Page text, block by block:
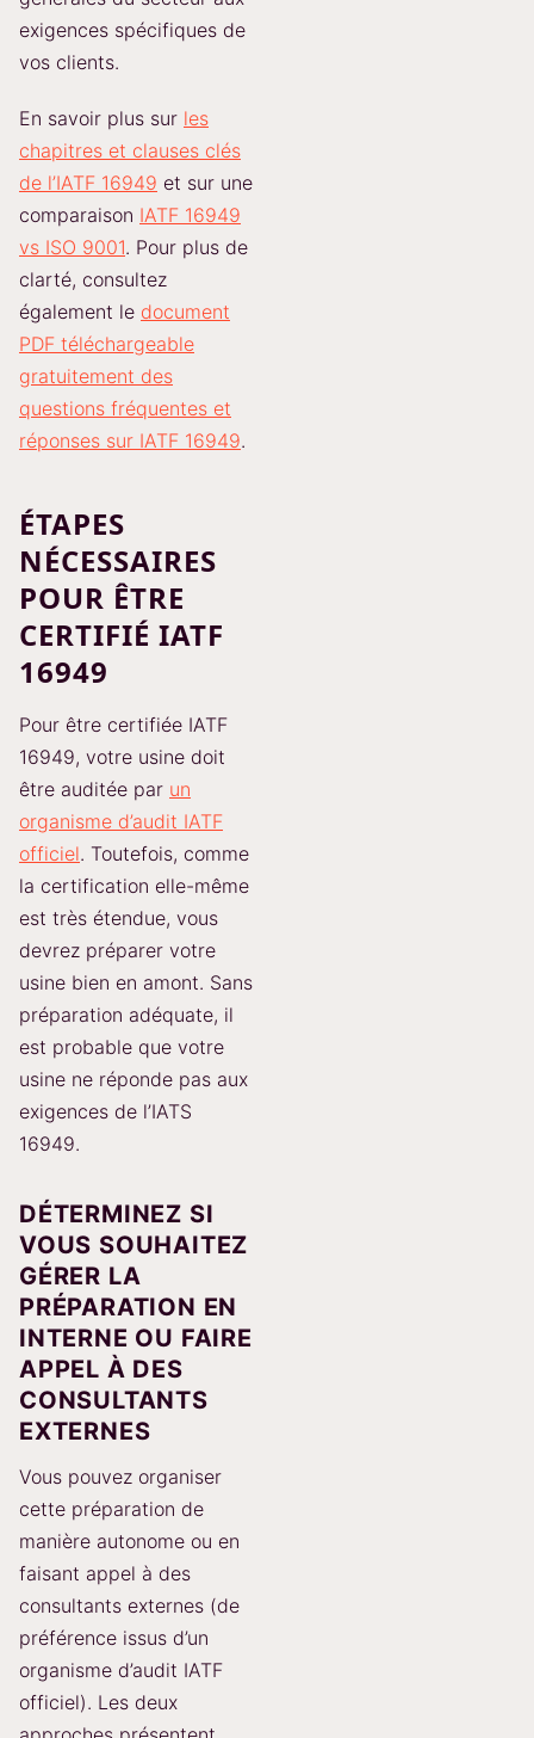
exigences spécifiques de
vos clients.
En savoir plus sur les
chapitres et clauses clés
de l’IATF 16949 et sur une
comparaison IATF 16949
vs ISO 9001. Pour plus de
clarté, consultez
également le document
PDF téléchargeable
gratuitement des
questions fréquentes et
réponses sur IATF 16949.
ÉTAPES
NÉCESSAIRES
POUR ÊTRE
CERTIFIÉ IATF
16949
Pour être certifiée IATF
16949, votre usine doit
être auditée par un
organisme d’audit IATF
officiel. Toutefois, comme
la certification elle-même
est très étendue, vous
devrez préparer votre
usine bien en amont. Sans
préparation adéquate, il
est probable que votre
usine ne réponde pas aux
exigences de l’IATS
16949.
DÉTERMINEZ SI
VOUS SOUHAITEZ
GÉRER LA
PRÉPARATION EN
INTERNE OU FAIRE
APPEL À DES
CONSULTANTS
EXTERNES
Vous pouvez organiser
cette préparation de
manière autonome ou en
faisant appel à des
consultants externes (de
préférence issus d’un
organisme d’audit IATF
officiel). Les deux